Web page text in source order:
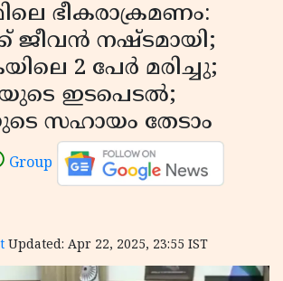
ഭീകരാക്രമണം:
ജീവൻ നഷ്ടമായി;
2 പേർ മരിച്ചു;
ഇടപെടൽ;
സഹായം തേടാം
Group
Updated: Apr 22, 2025, 23:55 IST